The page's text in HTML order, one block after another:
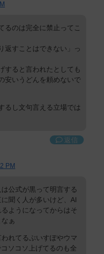
るのは完全に禁止ってこ
返すことはできない」っ
すると言われたとしても
安いうどんを頼めないで
るし文句言える立場では
返信
PM
公式が黒って明言する
聞く人が多いけど、AI
ようになってからはそ
ぁ
れてるぶいすぽやウマ
ソコソ上げてるのも全